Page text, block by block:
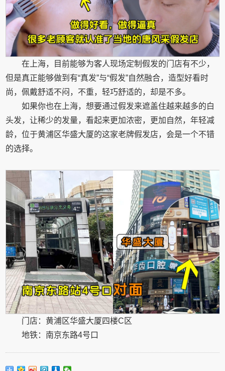
在上海，目前能够为客人现场定制假发的门店有不少，
但是真正能够做到有“真发”与“假发”自然融合，造型好看时
尚，佩戴舒适不闷，不重，轻巧舒适的，却是不多。
如果你也在上海，想要通过假发来遮盖住越来越多的白
头发，让稀少的发量，看起来更加浓密，更加自然，年轻减
龄，位于黄浦区华盛大厦的这家老牌假发店，会是一个不错
的选择。
门店：黄浦区华盛大厦四楼C区
地铁：南京东路4号口